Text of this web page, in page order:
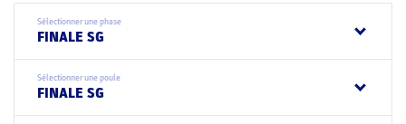
Sélectionner une phase
FINALE SG
Sélectionner une poule
FINALE SG